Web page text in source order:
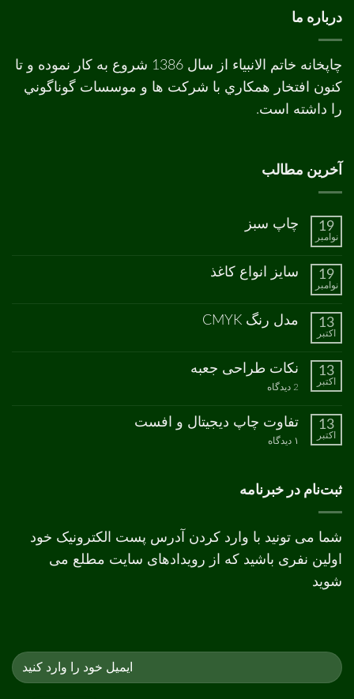
درباره ما
چاپخانه خاتم الانبیاء از سال 1386 شروع به کار نموده و تا
کنون افتخار همکاري با شرکت ها و موسسات گوناگوني
را داشته است.
آخرین مطالب
19
نوامبر
چاپ سبز
چاپ
ثبت
نشده
19
نوامبر
سایز انواع کاغذ
سایز
نشده
13
اکتبر
مدل رنگ CMYK
مدل
CMYK
ثبت
نشده
13
اکتبر
نکات طراحی جعبه
2 دیدگاه
جعبه
13
اکتبر
تفاوت چاپ دیجیتال و افست
۱ دیدگاه
افست
ثبت‌نام در خبرنامه
شما می تونید با وارد کردن آدرس پست الکترونیک خود
اولین نفری باشید که از رویدادهای سایت مطلع می
شوید